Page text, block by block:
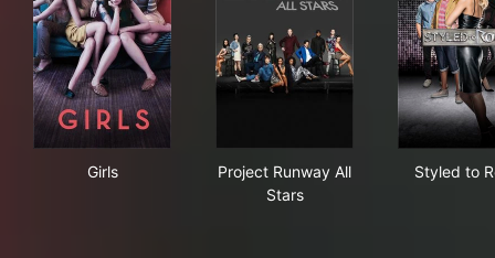
Girls
Project Runway All
Stars
Styled to